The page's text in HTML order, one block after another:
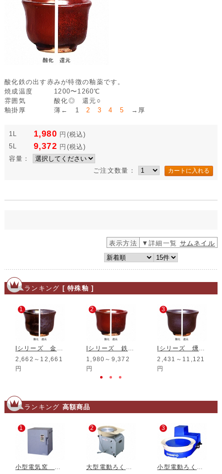
酸化鉄の出す赤みが特徴の釉薬です。
焼成温度
1200〜1260℃
雰囲気
酸化◎ 還元○
釉掛厚
薄← 1 2 3 4 5 →厚
1L 1,980 円 (税込)
5L
9,372 円 (税込)
容量：
ご注文数量：
表示方法 ▼詳細一覧 サムネイル
ランキング [ 特殊釉 ]
1
Iシリーズ 金彩マット釉
2,662～12,661
円
2
Iシリーズ 鉄赤釉
1,980～9,372
円
3
Iシリーズ 燻し釉
2,431～11,121
円
ランキング 高額商品
1
小型電気窯 DMT-01
2
大型電動ろくろ RK-3D
3
小型電動ろくろ RK-5T